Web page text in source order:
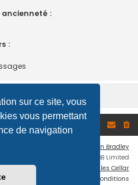
sur ce site, vous
vous permettant
de navigation
:
:
Ian Bradley
® Forum Software © phpBB Limited
Traduction française officielle
Miles Cellar
Conditions